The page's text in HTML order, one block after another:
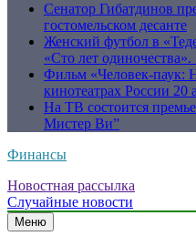
Сенатор Гибатдинов
гостомельском десанте
Женский футбол в
«Сто лет
Фильм «Человек-паук:
кинотеатрах России 20
На ТВ состоится
Мистер Ви”
Финансы
Новостная рассылка
Случайные новости
Меню